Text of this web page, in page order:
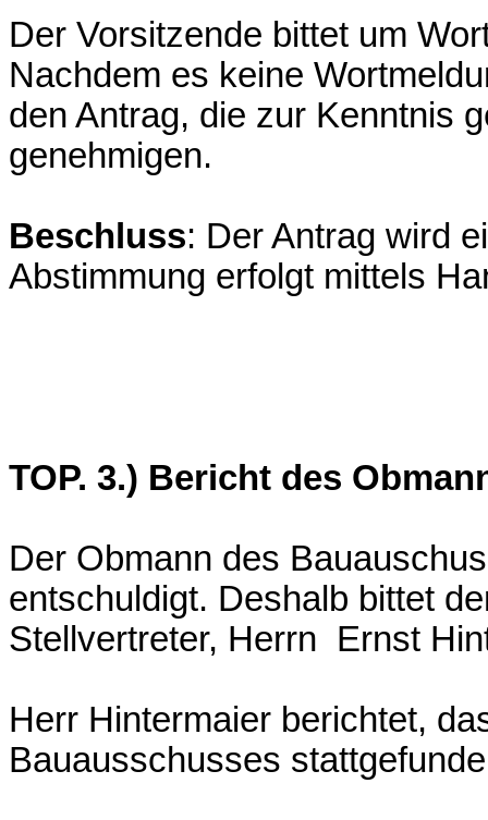
Der Vorsitzende bittet um
Nachdem es keine
den Antrag, die zur Kenntnis
genehmigen.
Beschluss: Der Antrag wird
Abstimmung erfolgt mittels
TOP. 3.) Bericht des
Der Obmann des
entschuldigt. Deshalb bittet
Stellvertreter, Herrn Ernst
Herr Hintermaier berichtet,
Bauausschusses